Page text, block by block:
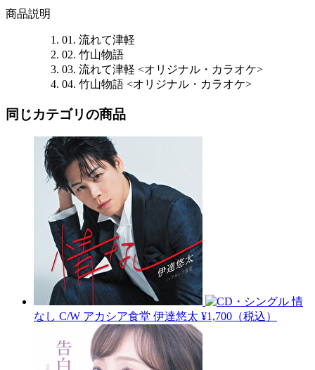
商品説明
01. 流れて津軽
02. 竹山物語
03. 流れて津軽 <オリジナル・カラオケ>
04. 竹山物語 <オリジナル・カラオケ>
同じカテゴリの商品
情
なし C/W アカシア食堂 伊達悠太 ¥1,700（税込）